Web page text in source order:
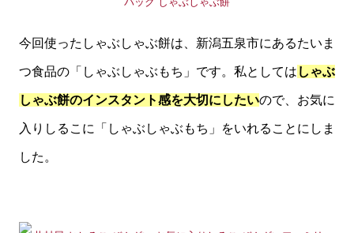
今回使ったしゃぶしゃぶ餅は、新潟五泉市にあるたいま
つ食品の「しゃぶしゃぶもち」です。私としては しゃぶ
しゃぶ餅のインスタント感を大切にしたいので、お気に
入りしるこに「しゃぶしゃぶもち」をいれることにしま
した。